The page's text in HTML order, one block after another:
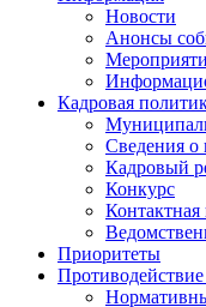
Новости
Анонсы
Кадровая
Сведения о
Кадровый
Конкурс
Приоритеты